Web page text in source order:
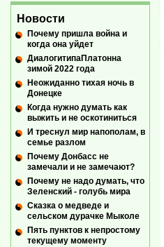
Новости
Почему пришла война и
когда она уйдет
ДиалогитипаПлатонна
зимой 2022 года
Неожиданно тихая ночь в
Донецке
Когда нужно думать как
выжить и не оскотиниться
И треснул мир напополам, в
семье разлом
Почему Донбасс не
замечали и не замечают?
Почему не надо думать, что
Зеленский - голубь мира
Сказка о медведе и
сельском дурачке Мыколе
Пять пунктов к непростому
текущему моменту